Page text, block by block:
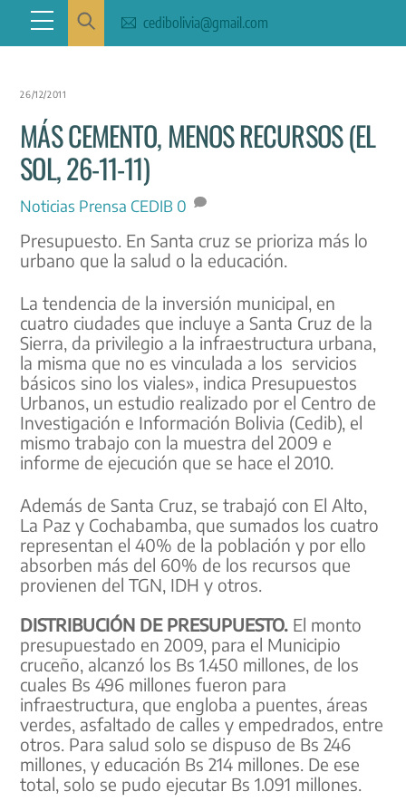
content
Menu cedibolivia@gmail.com
26/12/2011
MÁS CEMENTO, MENOS RECURSOS (EL
SOL, 26-11-11)
Noticias Prensa CEDIB 0
Presupuesto. En Santa cruz se prioriza más lo
urbano que la salud o la educación.
La tendencia de la inversión municipal, en
cuatro ciudades que incluye a Santa Cruz de la
Sierra, da privilegio a la infraestructura urbana,
la misma que no es vinculada a los servicios
básicos sino los viales», indica Presupuestos
Urbanos, un estudio realizado por el Centro de
Investigación e Información Bolivia (Cedib), el
mismo trabajo con la muestra del 2009 e
informe de ejecución que se hace el 2010.
Además de Santa Cruz, se trabajó con El Alto,
La Paz y Cochabamba, que sumados los cuatro
representan el 40% de la población y por ello
absorben más del 60% de los recursos que
provienen del TGN, IDH y otros.
DISTRIBUCIÓN DE PRESUPUESTO. El monto
presupuestado en 2009, para el Municipio
cruceño, alcanzó los Bs 1.450 millones, de los
cuales Bs 496 millones fueron para
infraestructura, que engloba a puentes, áreas
verdes, asfaltado de calles y empedrados, entre
otros. Para salud solo se dispuso de Bs 246
millones, y educación Bs 214 millones. De ese
total, solo se pudo ejecutar Bs 1.091 millones.